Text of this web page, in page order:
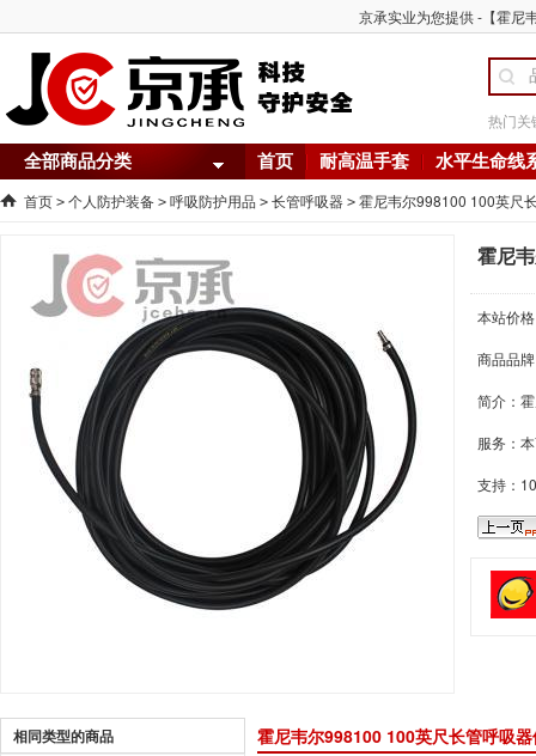
京承实业为您提供 -【霍尼
热门关
全部商品分类 首页 耐高温手套 水平生命线
首页 > 个人防护装备 > 呼吸防护用品 > 长管呼吸器 > 霍尼韦尔998100 100英尺
霍尼
本站价
商品品
简介：
服务：
支持：
相同类型的商品 霍尼韦尔998100 100英尺长管呼吸